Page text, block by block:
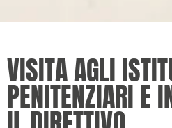
VISITA AGLI
PENITENZIARI E